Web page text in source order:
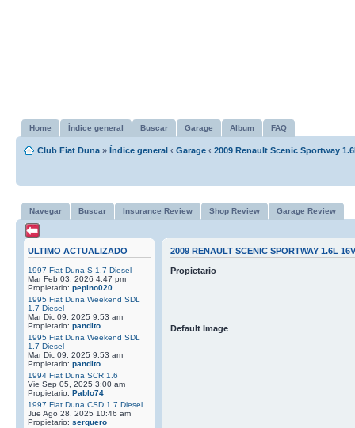
Home Índice general Buscar Garage Album FAQ
Club Fiat Duna » Índice general ‹ Garage ‹ 2009 Renault Scenic Sportway
Navegar Buscar Insurance Review Shop Review Garage Review
ULTIMO ACTUALIZADO
1997 Fiat Duna S 1.7 Diesel
Mar Feb 03, 2026 4:47 pm
Propietario: pepino020
1995 Fiat Duna Weekend SDL
1.7 Diesel
Mar Dic 09, 2025 9:53 am
Propietario: pandito
1995 Fiat Duna Weekend SDL
1.7 Diesel
Mar Dic 09, 2025 9:53 am
Propietario: pandito
1994 Fiat Duna SCR 1.6
Vie Sep 05, 2025 3:00 am
Propietario: Pablo74
1997 Fiat Duna CSD 1.7 Diesel
Jue Ago 28, 2025 10:46 am
Propietario: serquero
2009 RENAULT SCENIC SPORTWAY 1.6L 16V
Propietario
Default Image